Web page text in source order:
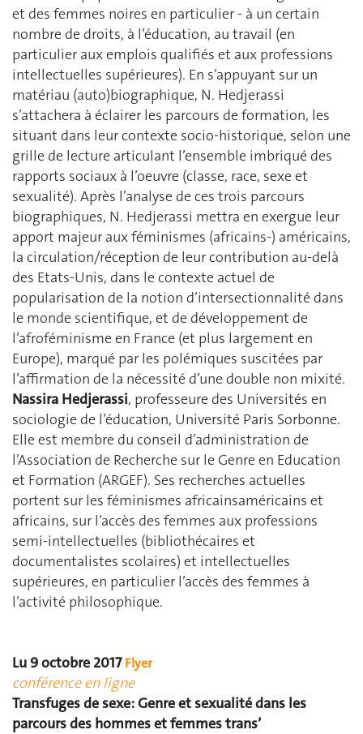
et des femmes noires en particulier - à un certain
nombre de droits, à l’éducation, au travail (en
particulier aux emplois qualifiés et aux professions
intellectuelles supérieures). En s’appuyant sur un
matériau (auto)biographique, N. Hedjerassi
s’attachera à éclairer les parcours de formation, les
situant dans leur contexte socio-historique, selon une
grille de lecture articulant l’ensemble imbriqué des
rapports sociaux à l’oeuvre (classe, race, sexe et
sexualité). Après l’analyse de ces trois parcours
biographiques, N. Hedjerassi mettra en exergue leur
apport majeur aux féminismes (africains-) américains,
la circulation/réception de leur contribution au-delà
des Etats-Unis, dans le contexte actuel de
popularisation de la notion d’intersectionnalité dans
le monde scientifique, et de développement de
l’afroféminisme en France (et plus largement en
Europe), marqué par les polémiques suscitées par
l’affirmation de la nécessité d’une double non mixité.
Nassira Hedjerassi, professeure des Universités en
sociologie de l’éducation, Université Paris Sorbonne.
Elle est membre du conseil d’administration de
l’Association de Recherche sur le Genre en Education
et Formation (ARGEF). Ses recherches actuelles
portent sur les féminismes africainsaméricains et
africains, sur l’accès des femmes aux professions
semi-intellectuelles (bibliothécaires et
documentalistes scolaires) et intellectuelles
supérieures, en particulier l’accès des femmes à
l’activité philosophique.
Lu 9 octobre 2017Flyer
conférence en ligne
Transfuges de sexe: Genre et sexualité dans les
parcours des hommes et femmes trans’